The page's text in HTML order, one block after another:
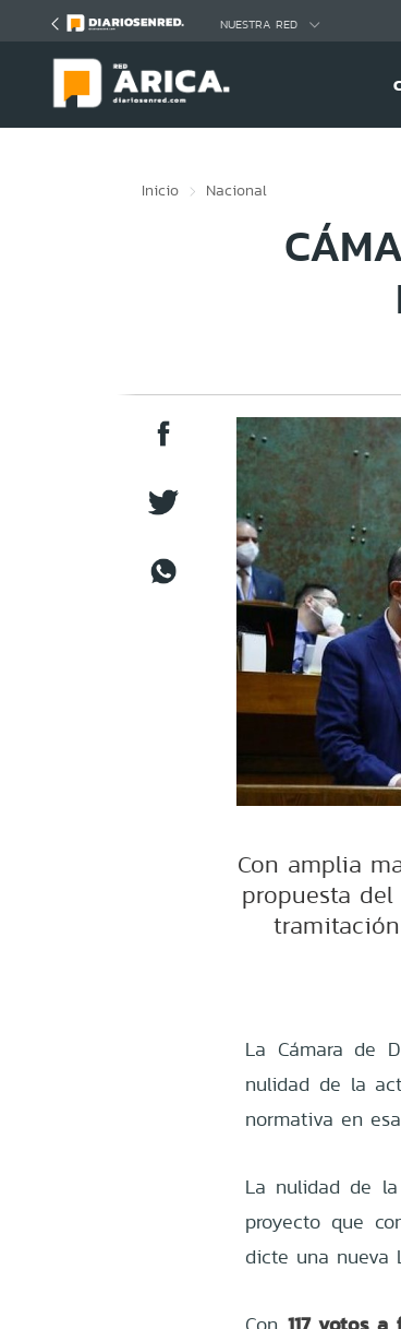
NUESTRA RED
Inicio Nacional
Con amplia
propuesta
La Cámara de
nulidad de la
normativa en
La nulidad de
proyecto que
dicte una nueva